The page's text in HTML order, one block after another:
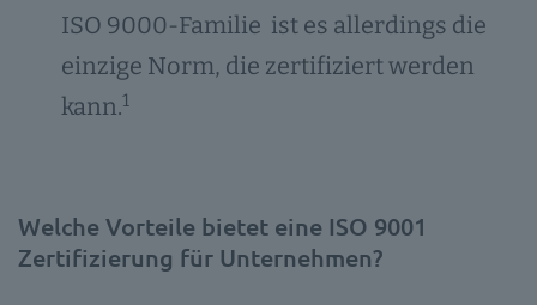
ISO 9000-Familie ist es allerdings die
einzige Norm, die zertifiziert werden
kann.1
Welche Vorteile bietet eine ISO 9001
Zertifizierung für Unternehmen?